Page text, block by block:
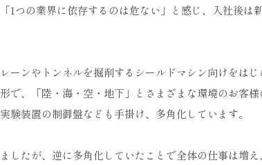
1つの業界に依存するのは危ない」と感じ、入社後は
ーンやトンネルを掘削するシールドマシン向けをは
で、「陸・海・空・地下」とさまざまな環境のお客
装置の制御盤なども手掛け、多角化しています。
したが、逆に多角化していたことで全体の仕事は増